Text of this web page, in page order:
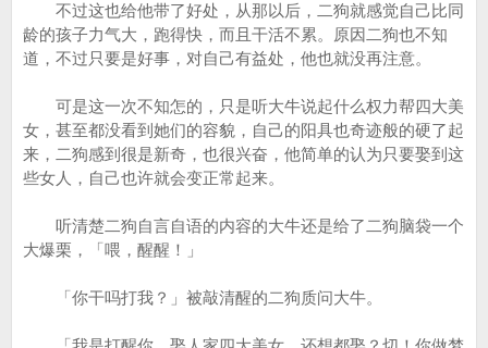
不过这也给他带了好处，从那以后，二狗就感觉自己比同
龄的孩子力气大，跑得快，而且干活不累。原因二狗也不知
道，不过只要是好事，对自己有益处，他也就没再注意。
可是这一次不知怎的，只是听大牛说起什么权力帮四大美
女，甚至都没看到她们的容貌，自己的阳具也奇迹般的硬了起
来，二狗感到很是新奇，也很兴奋，他简单的认为只要娶到这
些女人，自己也许就会变正常起来。
听清楚二狗自言自语的内容的大牛还是给了二狗脑袋一个
大爆栗，「喂，醒醒！」
「你干吗打我？」被敲清醒的二狗质问大牛。